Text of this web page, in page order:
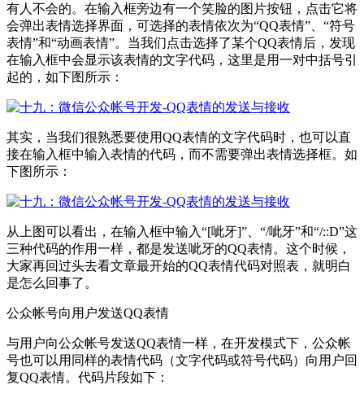
有人不会的。在输入框旁边有一个笑脸的图片按钮，点击它将
会弹出表情选择界面，可选择的表情依次为“QQ表情”、“符号
表情”和“动画表情”。当我们点击选择了某个QQ表情后，发现
在输入框中会显示该表情的文字代码，这里是用一对中括号引
起的，如下图所示：
其实，当我们很熟悉要使用QQ表情的文字代码时，也可以直
接在输入框中输入表情的代码，而不需要弹出表情选择框。如
下图所示：
从上图可以看出，在输入框中输入“[呲牙]”、“/呲牙”和“/::D”这
三种代码的作用一样，都是发送呲牙的QQ表情。这个时候，
大家再回过头去看文章最开始的QQ表情代码对照表，就明白
是怎么回事了。
公众帐号向用户发送QQ表情
与用户向公众帐号发送QQ表情一样，在开发模式下，公众帐
号也可以用同样的表情代码（文字代码或符号代码）向用户回
复QQ表情。代码片段如下：